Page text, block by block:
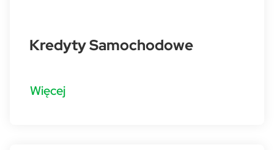
Kredyty Samochodowe
Więcej